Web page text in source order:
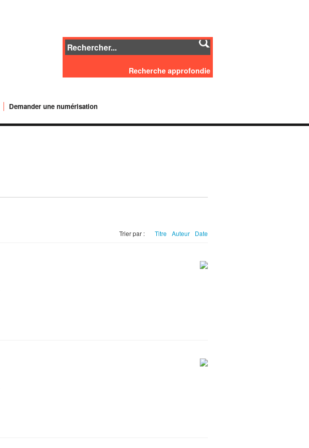
Recherche approfondie
Demander une numérisation
Trier par : Titre Auteur Date